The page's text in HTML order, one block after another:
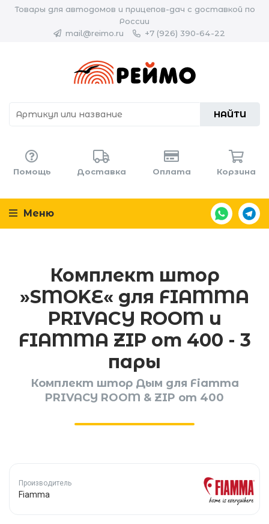
Товары для автодомов и прицепов-дач с доставкой по
России
mail@reimo.ru
+7 (926) 390-64-22
НАЙТИ
Помощь Доставка Оплата Корзина
Меню
Комплект штор
»SMOKE« для FIAMMA
PRIVACY ROOM и
FIAMMA ZIP от 400 - 3
пары
Комплект штор Дым для Fiamma
PRIVACY ROOM & ZIP от 400
Производитель
Fiamma